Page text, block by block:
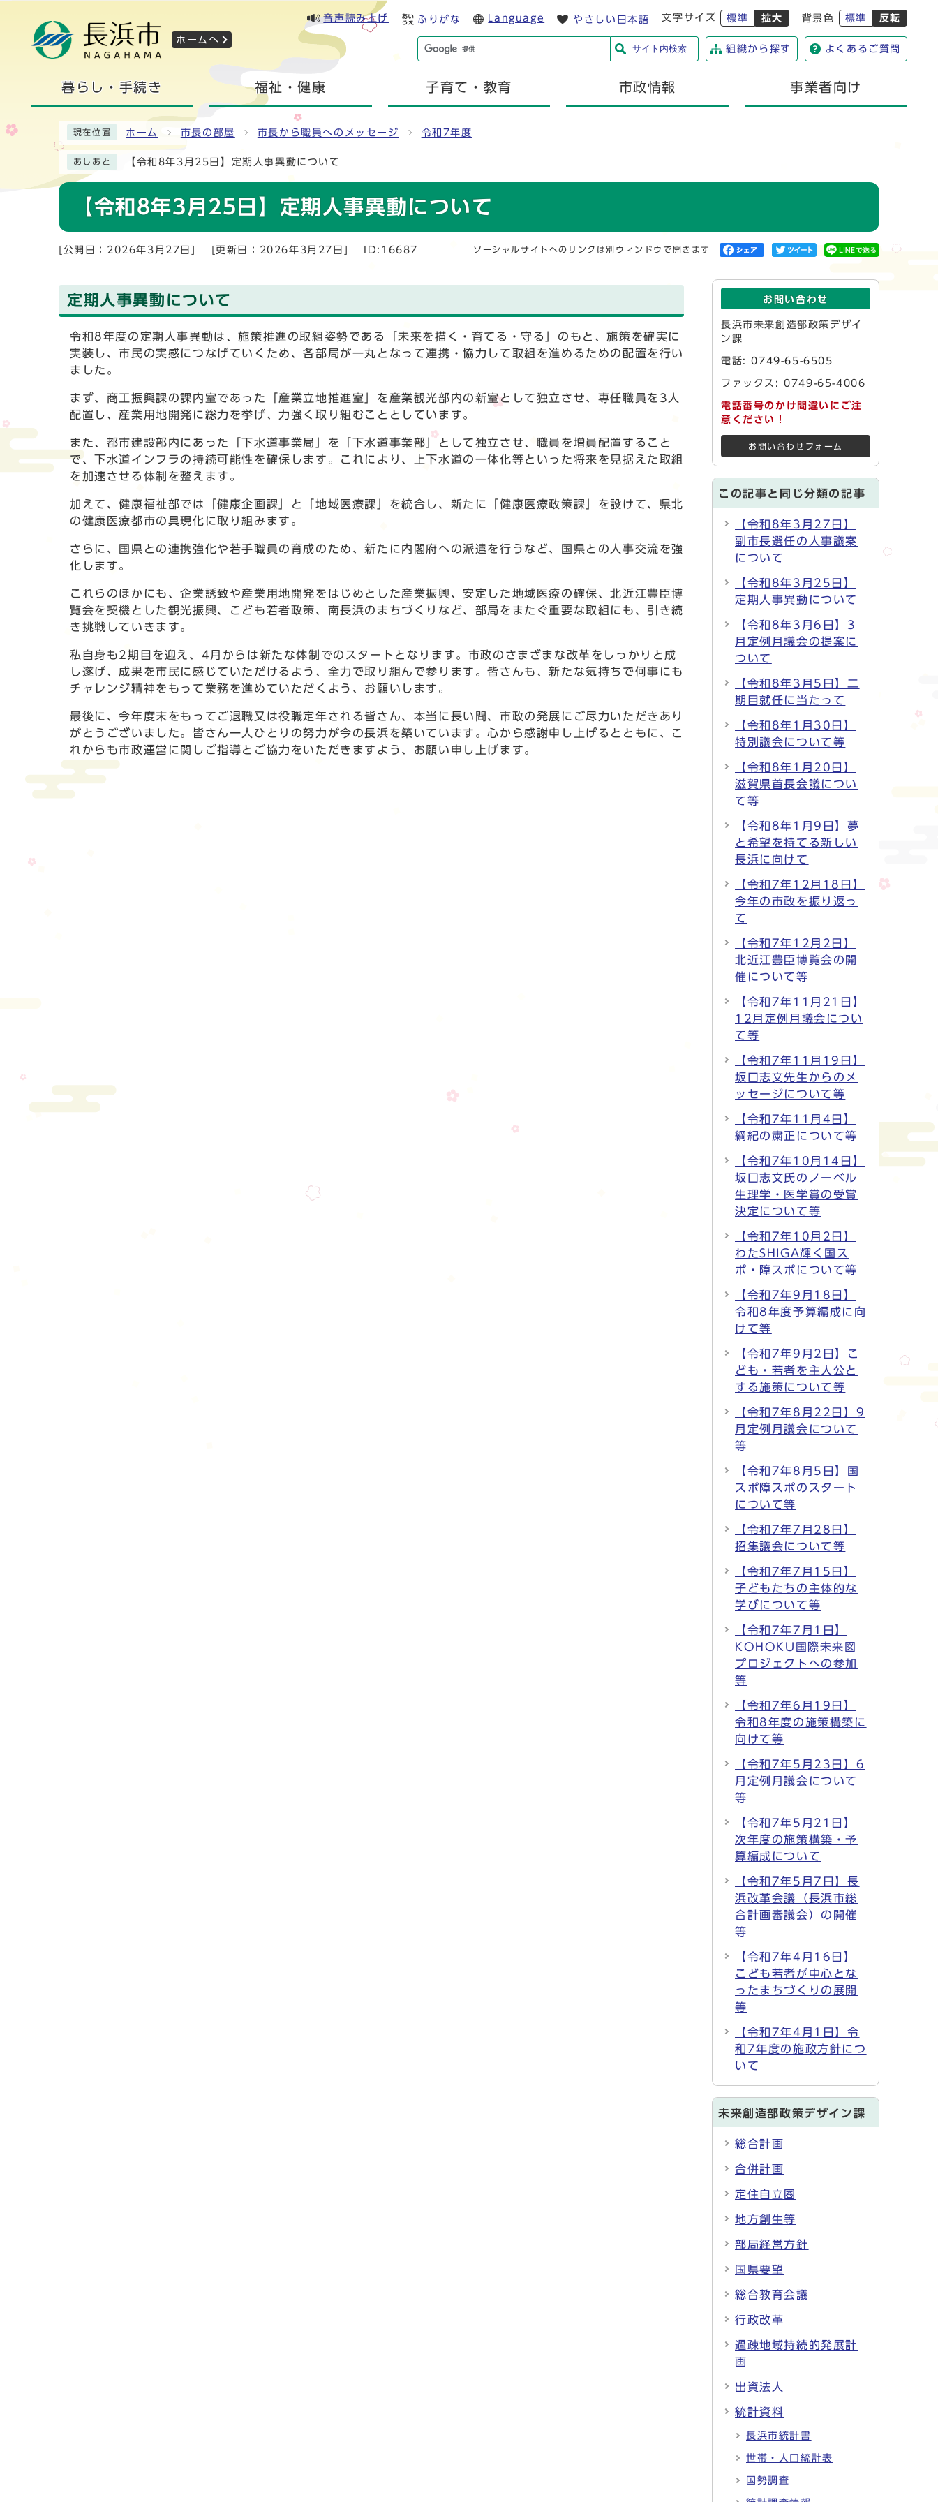
ホームへ
音声読み上げ ふりがな Language やさしい日本語 文字サイズ 標準 拡大 背景色 標準 反転
サイト内検索 組織から探す よくあるご質問
暮らし・手続き 福祉・健康 子育て・教育 市政情報 事業者向け
現在位置 ホーム 市長の部屋 市長から職員へのメッセージ 令和7年度
あしあと 【令和8年3月25日】定期人事異動について
【令和8年3月25日】定期人事異動について
[公開日：2026年3月27日] [更新日：2026年3月27日] ID:16687 ソーシャルサイトへのリンクは別ウィンドウで開きます
定期人事異動について
令和8年度の定期人事異動は、施策推進の取組姿勢である「未来を描く・育てる・守る」のもと、施策を確実に
実装し、市民の実感につなげていくため、各部局が一丸となって連携・協力して取組を進めるための配置を行い
ました。
まず、商工振興課の課内室であった「産業立地推進室」を産業観光部内の新室として独立させ、専任職員を3人
配置し、産業用地開発に総力を挙げ、力強く取り組むこととしています。
また、都市建設部内にあった「下水道事業局」を「下水道事業部」として独立させ、職員を増員配置すること
で、下水道インフラの持続可能性を確保します。これにより、上下水道の一体化等といった将来を見据えた取組
を加速させる体制を整えます。
加えて、健康福祉部では「健康企画課」と「地域医療課」を統合し、新たに「健康医療政策課」を設けて、県北
の健康医療都市の具現化に取り組みます。
さらに、国県との連携強化や若手職員の育成のため、新たに内閣府への派遣を行うなど、国県との人事交流を強
化します。
これらのほかにも、企業誘致や産業用地開発をはじめとした産業振興、安定した地域医療の確保、北近江豊臣博
覧会を契機とした観光振興、こども若者政策、南長浜のまちづくりなど、部局をまたぐ重要な取組にも、引き続
き挑戦していきます。
私自身も2期目を迎え、4月からは新たな体制でのスタートとなります。市政のさまざまな改革をしっかりと成
し遂げ、成果を市民に感じていただけるよう、全力で取り組んで参ります。皆さんも、新たな気持ちで何事にも
チャレンジ精神をもって業務を進めていただくよう、お願いします。
最後に、今年度末をもってご退職又は役職定年される皆さん、本当に長い間、市政の発展にご尽力いただきあり
がとうございました。皆さん一人ひとりの努力が今の長浜を築いています。心から感謝申し上げるとともに、こ
れからも市政運営に関しご指導とご協力をいただきますよう、お願い申し上げます。
お問い合わせ
長浜市未来創造部政策デザイ
ン課
電話:0749-65-6505
ファックス: 0749-65-4006
電話番号のかけ間違いにご注
意ください！
お問い合わせフォーム
この記事と同じ分類の記事
【令和8年3月27日】
副市長選任の人事議案
について
【令和8年3月25日】
定期人事異動について
【令和8年3月6日】3
月定例月議会の提案に
ついて
【令和8年3月5日】二
期目就任に当たって
【令和8年1月30日】
特別議会について等
【令和8年1月20日】
滋賀県首長会議につい
て等
【令和8年1月9日】夢
と希望を持てる新しい
長浜に向けて
【令和7年12月18日】
今年の市政を振り返っ
て
【令和7年12月2日】
北近江豊臣博覧会の開
催について等
【令和7年11月21日】
12月定例月議会につい
て等
【令和7年11月19日】
坂口志文先生からのメ
ッセージについて等
【令和7年11月4日】
綱紀の粛正について等
【令和7年10月14日】
坂口志文氏のノーベル
生理学・医学賞の受賞
決定について等
【令和7年10月2日】
わたSHIGA輝く国ス
ポ・障スポについて等
【令和7年9月18日】
令和8年度予算編成に向
けて等
【令和7年9月2日】こ
ども・若者を主人公と
する施策について等
【令和7年8月22日】9
月定例月議会について
等
【令和7年8月5日】国
スポ障スポのスタート
について等
【令和7年7月28日】
招集議会について等
【令和7年7月15日】
子どもたちの主体的な
学びについて等
【令和7年7月1日】
KOHOKU国際未来図
プロジェクトへの参加
等
【令和7年6月19日】
令和8年度の施策構築に
向けて等
【令和7年5月23日】6
月定例月議会について
等
【令和7年5月21日】
次年度の施策構築・予
算編成について
【令和7年5月7日】長
浜改革会議（長浜市総
合計画審議会）の開催
等
【令和7年4月16日】
こども若者が中心とな
ったまちづくりの展開
等
【令和7年4月1日】令
和7年度の施政方針につ
いて
未来創造部政策デザイン課
総合計画
合併計画
定住自立圏
地方創生等
部局経営方針
国県要望
総合教育会議
行政改革
過疎地域持続的発展計
画
出資法人
統計資料
長浜市統計書
世帯・人口統計表
国勢調査